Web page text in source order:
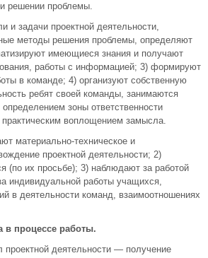
решении проблемы.
и задачи проектной деятельности,
методы решения проблемы, определяют
имеющиеся знания и получают
работы с информацией; 3) формируют
в команде; 4) организуют собственную
ребят своей команды, занимаются
зоны ответственности
воплощением замысла.
материально-техническое и
проектной деятельности; 2)
(по их просьбе); 3) наблюдают за работой
индивидуальной работы учащихся,
в деятельности команд, взаимоотношениях
в процессе работы.
проектной деятельности — получение